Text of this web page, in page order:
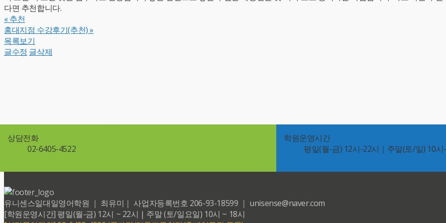
다면 추천합니다.
«추천
홍대지점 수강후기(추천) »
목록보기
글수정 글삭제
상담전화
02-6405-4522
학원운영시간
평일(월-금) 12시-22시｜주말(토/일) 10
유니센스일대일영어학원 ｜ 최유미｜ 사업자등록번호 206-93-18599 ｜ unisense@naver.com
[학원운영시간] 평일(월-금) 12시 ~ 22시 | 주말 (토/일요일) 10시 ~ 18시